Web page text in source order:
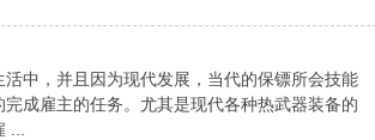
中，并且因为现代发展，当代的保镖所会技能
成雇主的任务。尤其是现代各种热武器装备的